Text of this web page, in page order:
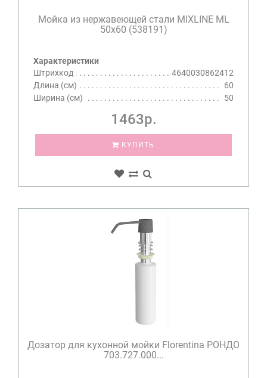
Мойка из нержавеющей стали MIXLINE ML
50x60 (538191)
Характеристики
Штрихкод
4640030862412
Длина (см)
60
Ширина (см)
50
1463р.
КУПИТЬ
Дозатор для кухонной мойки Florentina РОНДО
703.727.000...